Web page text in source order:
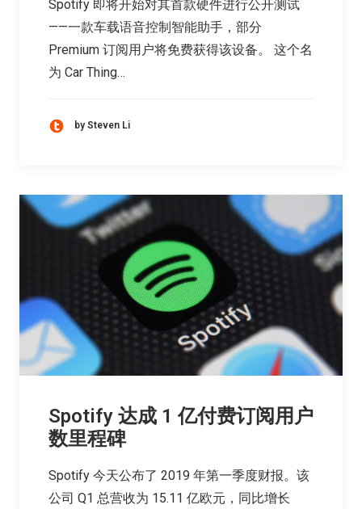
Spotify 即将开始对其首款硬件进行公开测试
——一款车载语音控制智能助手，部分
Premium 订阅用户将免费获得该设备。 这个名
为 Car Thing…
by Steven Li
Spotify 达成 1 亿付费订阅用户
数里程碑
Spotify 今天公布了 2019 年第一季度财报。该
公司 Q1 总营收为 15.11 亿欧元，同比增长